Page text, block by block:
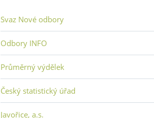
Svaz Nové odbory
Odbory INFO
Průměrný výdělek
Český statistický úřad
Javořice, a.s.